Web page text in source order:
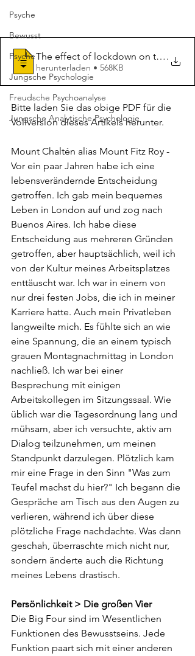
Psyche
Bewusst
Psyche
Jungsche Psychologie
Freudsche Psychoanalyse
Jungsche Analytische Psychologie
The effect of lockdown on the .
herunterladen • 568KB
Bitte laden Sie das obige PDF für die
Vollversion dieses Artikels herunter.
Mount Chaltén alias Mount Fitz Roy -
Vor ein paar Jahren habe ich eine
lebensverändernde Entscheidung
getroffen. Ich gab mein bequemes
Leben in London auf und zog nach
Buenos Aires. Ich habe diese
Entscheidung aus mehreren Gründen
getroffen, aber hauptsächlich, weil ich
von der Kultur meines Arbeitsplatzes
enttäuscht war. Ich war in einem von
nur drei festen Jobs, die ich in meiner
Karriere hatte. Auch mein Privatleben
langweilte mich. Es fühlte sich an wie
eine Spannung, die an einem typisch
grauen Montagnachmittag in London
nachließ. Ich war bei einer
Besprechung mit einigen
Arbeitskollegen im Sitzungssaal. Wie
üblich war die Tagesordnung lang und
mühsam, aber ich versuchte, aktiv am
Dialog teilzunehmen, um meinen
Standpunkt darzulegen. Plötzlich kam
mir eine Frage in den Sinn "Was zum
Teufel machst du hier?" Ich begann die
Gespräche am Tisch aus den Augen zu
verlieren, während ich über diese
plötzliche Frage nachdachte. Was dann
geschah, überraschte mich nicht nur,
sondern änderte auch die Richtung
meines Lebens drastisch.
Persönlichkeit > Die großen Vier
Die Big Four sind im Wesentlichen
Funktionen des Bewusstseins. Jede
Funktion paart sich mit einer anderen